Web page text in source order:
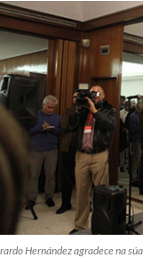
Hernández agradece na